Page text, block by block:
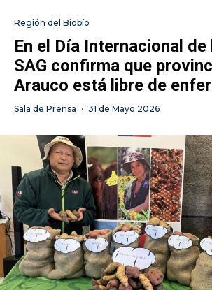
Región del Biobío
En el Día Internacional de
SAG confirma que
Arauco está libre de
Sala de Prensa · 31 de Mayo 2026